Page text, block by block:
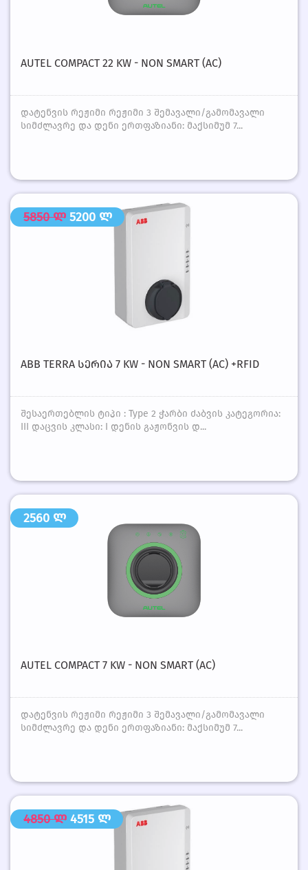
AUTEL COMPACT 22 KW - NON SMART (AC)
დატენვის რეჟიმი რეჟიმი 3 შემავალი/გამომავალი
სიმძლავრე და დენი ერთფაზიანი: მაქსიმუმ 7...
5850 ლ 5200 ლ
ABB TERRA ᲡᲔᲠᲘᲐ 7 KW - NON SMART (AC) +RFID
შესაერთებლის ტიპი : Type 2 ჭარბი ძაბვის კატეგორია:
III დაცვის კლასი: I დენის გაჟონვის დ...
2560 ლ
AUTEL COMPACT 7 KW - NON SMART (AC)
დატენვის რეჟიმი რეჟიმი 3 შემავალი/გამომავალი
სიმძლავრე და დენი ერთფაზიანი: მაქსიმუმ 7...
4850 ლ 4515 ლ